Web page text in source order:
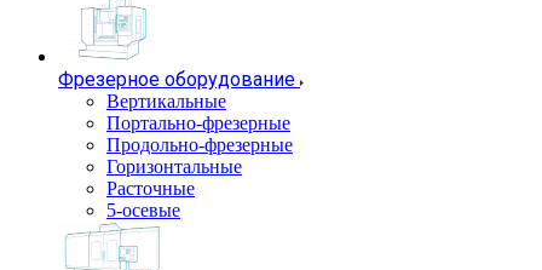
Фрезерное оборудование
Вертикальные
Портально-фрезерные
Продольно-фрезерные
Горизонтальные
Расточные
5-осевые